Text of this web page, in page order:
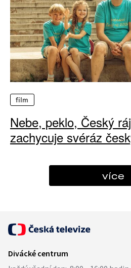
film
Nebe, peklo, Český
zachycuje svéráz
více